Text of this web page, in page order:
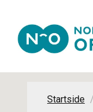
Startside